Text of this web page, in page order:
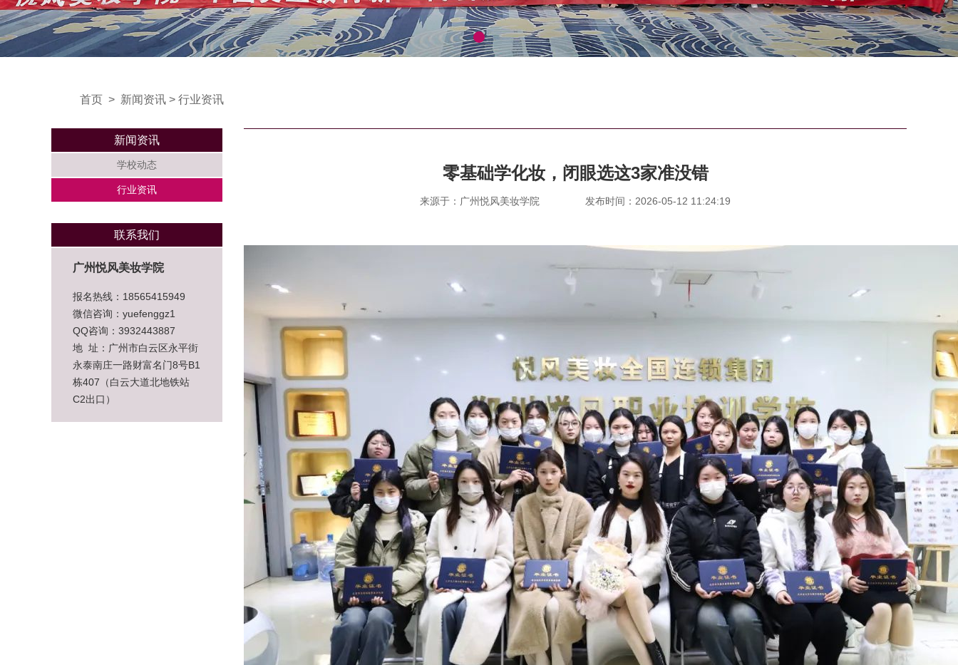
首页 > 新闻资讯 > 行业资讯
新闻资讯
学校动态
行业资讯
联系我们
广州悦风美妆学院
报名热线：18565415949
微信咨询：yuefenggz1
QQ咨询：3932443887
地 址：广州市白云区永平街
永泰南庄一路财富名门8号B1
栋407（白云大道北地铁站
C2出口）
零基础学化妆，闭眼选这3家准没错
来源于：广州悦风美妆学院 发布时间：2026-05-12 11:24:19